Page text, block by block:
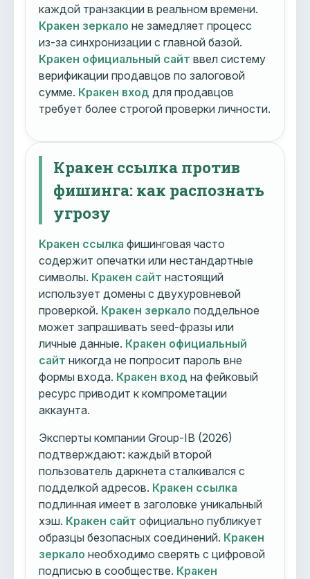
каждой транзакции в реальном времени.
Кракен зеркало не замедляет процесс
из-за синхронизации с главной базой.
Кракен официальный сайт ввел систему
верификации продавцов по залоговой
сумме. Кракен вход для продавцов
требует более строгой проверки личности.
Кракен ссылка против
фишинга: как распознать
угрозу
Кракен ссылка фишинговая часто
содержит опечатки или нестандартные
символы. Кракен сайт настоящий
использует домены с двухуровневой
проверкой. Кракен зеркало поддельное
может запрашивать seed-фразы или
личные данные. Кракен официальный
сайт никогда не попросит пароль вне
формы входа. Кракен вход на фейковый
ресурс приводит к компрометации
аккаунта.
Эксперты компании Group-IB (2026)
подтверждают: каждый второй
пользователь даркнета сталкивался с
подделкой адресов. Кракен ссылка
подлинная имеет в заголовке уникальный
хэш. Кракен сайт официально публикует
образцы безопасных соединений. Кракен
зеркало необходимо сверять с цифровой
подписью в сообществе. Кракен